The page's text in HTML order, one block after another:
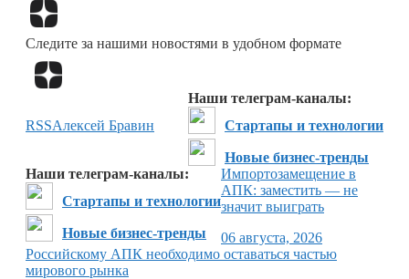
Следите за нашими новостями в удобном формате
Наши телеграм-каналы:
Стартапы и технологии
Новые бизнес-тренды
Наши телеграм-каналы:
Стартапы и технологии
Новые бизнес-тренды
RSSАлексей Бравин
Импортозамещение в
АПК: заместить — не
значит выиграть
06 августа, 2026
Российскому АПК необходимо оставаться частью
мирового рынка